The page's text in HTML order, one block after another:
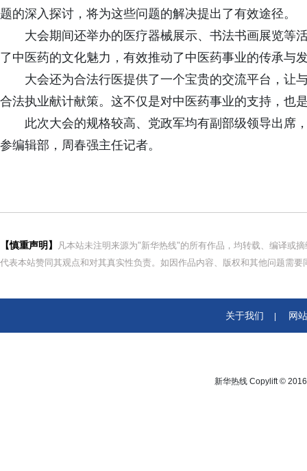
题的深入探讨，将为这些问题的解决提出了有效途径。
大会期间还举办的医疗器械展示、书法书画展览等
了中医药的文化魅力，有效推动了中医药事业的传承与
大会还为合法行医提供了一个宝贵的交流平台，让
合法执业献计献策。这不仅是对中医药事业的支持，也
此次大会的规格较高、党政军均有副部级领导出席
参编辑部，周春强主任记者。
【慎重声明】
凡本站未注明来源为"新华热线"的所有作品，均转载、编译或
代表本站赞同其观点和对其真实性负责。如因作品内容、版权和其他问题需
关于我们 网
新华热线 Copylift ©